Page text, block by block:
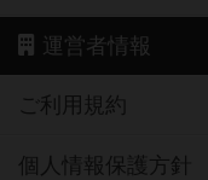
運営者情報
ご利用規約
個人情報保護方針